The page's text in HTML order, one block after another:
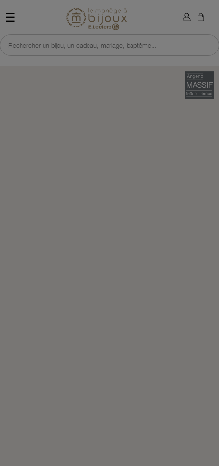
☰ Retour à l'accueil du site
Rechercher un bijou, un cadeau, mariage, baptême...
×